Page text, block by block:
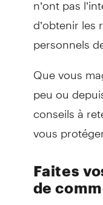
d’obtenir
personnels
Que vous
peu ou
conseils à
vous
Faites
de